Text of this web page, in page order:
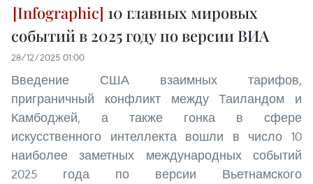
10 главных мировых
событий в 2025 году по версии ВИА
28/12/2025 01:00
Введение США взаимных тарифов,
приграничный конфликт между Таиландом и
Камбоджей, а также гонка в сфере
искусственного интеллекта вошли в число 10
наиболее заметных международных событий
2025 года по версии Вьетнамского